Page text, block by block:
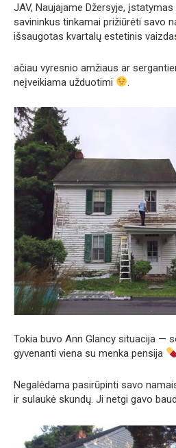
JAV, Naujajame Džersyje,
savininkus tinkamai prižiūrėti savo
išsaugotas kvartalų estetinis
ačiau vyresnio amžiaus ar
neįveikiama užduotimi
.
Tokia buvo Ann Glancy situacija —
gyvenanti viena su menka pensija
Negalėdama pasirūpinti savo
ir sulaukė skundų. Ji netgi gavo